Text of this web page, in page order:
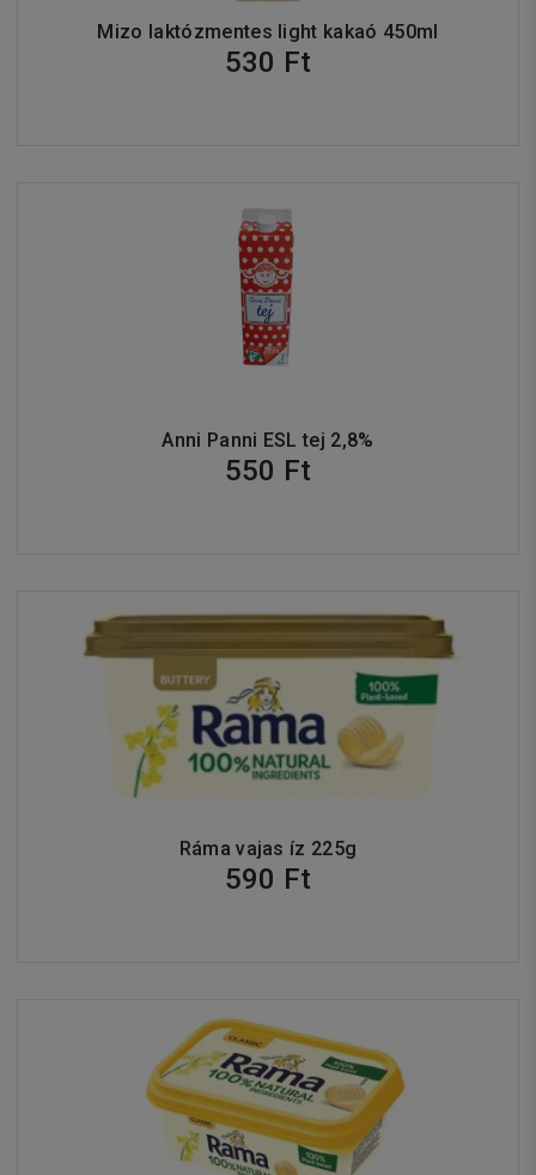
Mizo laktózmentes light kakaó 450ml
530 Ft
Anni Panni ESL tej 2,8%
550 Ft
Ráma vajas íz 225g
590 Ft